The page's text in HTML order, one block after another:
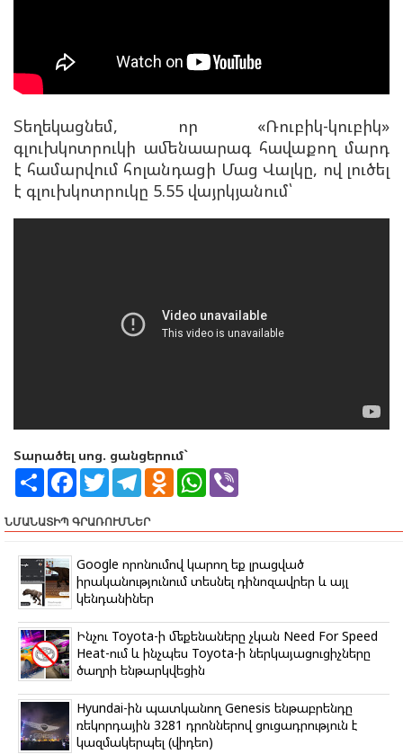
Տեղեկացնեմ, որ «Ռուբիկ-կուբիկ»
գլուխկոտրուկի ամենաարագ հավաքող մարդ
է համարվում հոլանդացի Մաց Վալկը, ով լուծել
է գլուխկոտրուկը 5.55 վայրկյանում՝
Տարածել սոց. ցանցերում`
S
r
e
F
e
b
o
k
T
t
t
r
T
e
g
a
m
O
k
a
s
s
i
k
i
W
s
p
p
r
ՆՄԱՆԱՏԻՊ ԳՐԱՌՈՒՄՆԵՐ
Google որոնումով կարող եք լրացված
իրականությունում տեսնել դինոզավրեր և այլ
կենդանիներ
Ինչու Toyota-ի մեքենաները չկան Need For Speed
Heat-ում և ինչպես Toyota-ի ներկայացուցիչները
ծաղրի ենթարկվեցին
Hyundai-ին պատկանող Genesis ենթաբրենդը
ռեկորդային 3281 դրոններով ցուցադրություն է
կազմակերպել (վիդեո)